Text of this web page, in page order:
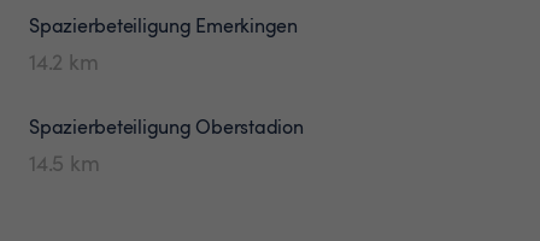
Spazierbeteiligung Emerkingen
14.2 km
Spazierbeteiligung Oberstadion
14.5 km